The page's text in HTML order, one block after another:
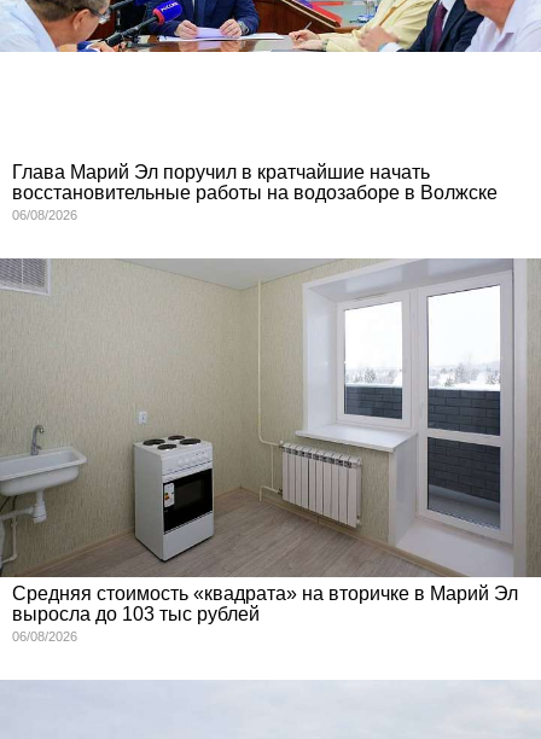
Глава Марий Эл поручил в кратчайшие начать
восстановительные работы на водозаборе в Волжске
06/08/2026
Средняя стоимость «квадрата» на вторичке в Марий Эл
выросла до 103 тыс рублей
06/08/2026